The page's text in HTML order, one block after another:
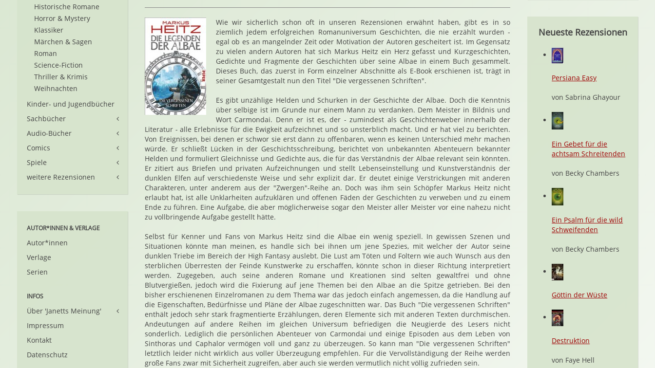
Wie wir sicherlich schon oft in unseren Rezensionen erwähnt haben, gibt es in so
ziemlich jedem erfolgreichen Romanuniversum Geschichten, die nie erzählt wurden -
egal ob es an mangelnder Zeit oder Motivation der Autoren gescheitert ist. Im Gegensatz
zu vielen andern Autoren hat sich Markus Heitz ein Herz gefasst und Kurzgeschichten,
Gedichte und Fragmente der Geschichten über seine Albae in einem Buch gesammelt.
Dieses Buch, das zuerst in Form einzelner Abschnitte als E-Book erschienen ist, trägt in
seiner Gesamtgestalt nun den Titel "Die vergessenen Schriften".
Es gibt unzählige Helden und Schurken in der Geschichte der Albae. Doch die Kenntnis
über selbige ist im Grunde nur einem Mann zu verdanken. Dem Meister in Bildnis und
Wort Carmondai. Denn er ist es, der - zumindest als Geschichtenweber innerhalb der
Literatur - alle Erlebnisse für die Ewigkeit aufzeichnet und so unsterblich macht. Und er hat viel zu berichten.
Von Ereignissen, bei denen er schwor sie erst dann zu offenbaren, wenn es keinen Unterschied mehr machen
würde. Er schließt Lücken in der Geschichtsschreibung, berichtet von unbekannten Abenteuern bekannter
Helden und formuliert Gleichnisse und Gedichte aus, die für das Verständnis der Albae relevant sein könnten.
Er zitiert aus Briefen und privaten Aufzeichnungen und stellt Lebenseinstellung und Kunstverständnis der
dunklen Elfen auf verschiedenste Weise und sehr explizit dar. Er deutet einige Verstrickungen mit anderen
Charakteren, unter anderem aus der "Zwergen"-Reihe an. Doch was ihm sein Schöpfer Markus Heitz nicht
erlaubt hat, ist alle Unklarheiten aufzuklären und offenen Fäden der Geschichten zu verweben und zu einem
Ende zu führen. Eine Aufgabe, die aber möglicherweise sogar den Meister aller Meister vor eine nahezu nicht
zu vollbringende Aufgabe gestellt hätte.
Selbst für Kenner und Fans von Markus Heitz sind die Albae ein wenig speziell. In gewissen Szenen und
Situationen könnte man meinen, es handle sich bei ihnen um jene Spezies, mit welcher der Autor seine
dunklen Triebe im Bereich der High Fantasy auslebt. Die Lust am Töten und Foltern wie auch Wunsch aus den
sterblichen Überresten der Feinde Kunstwerke zu erschaffen, könnte schon in dieser Richtung interpretiert
werden. Zugegeben, auch seine anderen Romane und Kreationen sind selten gewaltfrei und ohne
Blutvergießen, jedoch wird die Fixierung auf jene Themen bei den Albae an die Spitze getrieben. Bei den
bisher erschienenen Einzelromanen zu dem Thema war das jedoch einfach angemessen, da die Handlung auf
die Eigenschaften, Bedürfnisse und Pläne der Albae zugeschnitten war. Das Buch "Die vergessenen Schriften"
enthält jedoch sehr stark fragmentierte Erzählungen, deren Elemente sich mit anderen Texten durchmischen.
Andeutungen auf andere Reihen im gleichen Universum befriedigen die Neugierde des Lesers nicht
sonderlich. Lediglich die persönlichen Abenteuer von Carmondai und einige Episoden aus dem Leben von
Sinthoras und Caphalor vermögen voll und ganz zu überzeugen. So kann man "Die vergessenen Schriften"
letztlich leider nicht wirklich aus voller Überzeugung empfehlen. Für die Vervollständigung der Reihe werden
große Fans zwar mit Sicherheit zugreifen, aber auch sie werden vermutlich nicht völlig zufrieden sein.
Historische Romane
Horror & Mystery
Klassiker
Märchen & Sagen
Roman
Science-Fiction
Thriller & Krimis
Weihnachten
Kinder- und Jugendbücher
Sachbücher
Audio-Bücher
Comics
Spiele
weitere Rezensionen
AUTOR*INNEN & VERLAGE
Autor*innen
Verlage
Serien
INFOS
Über 'Janetts Meinung'
Impressum
Kontakt
Datenschutz
Neueste Rezensionen
Persiana Easy
von Sabrina Ghayour
Ein Gebet für die
achtsam Schreitenden
von Becky Chambers
Ein Psalm für die wild
Schweifenden
von Becky Chambers
Göttin der Wüste
Destruktion
von Faye Hell